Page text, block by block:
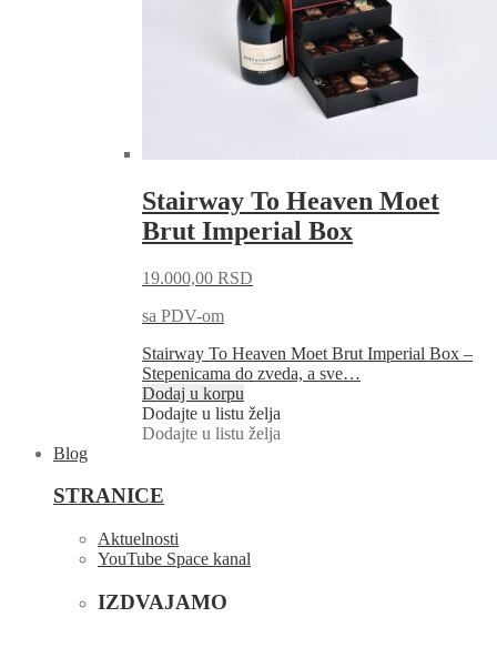
Stairway To Heaven Moet
Brut Imperial Box
19.000,00 RSD
sa PDV-om
Stairway To Heaven Moet Brut Imperial Box –
Stepenicama do zveda, a sve…
Dodaj u korpu
Dodajte u listu želja
Dodajte u listu želja
Blog
STRANICE
Aktuelnosti
YouTube Space kanal
IZDVAJAMO